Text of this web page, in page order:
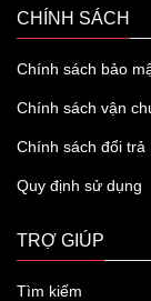
CHÍNH SÁCH
Chính sách bảo
Chính sách vận
Chính sách đổi trả
Quy định sử dụng
TRỢ GIÚP
Tìm kiếm